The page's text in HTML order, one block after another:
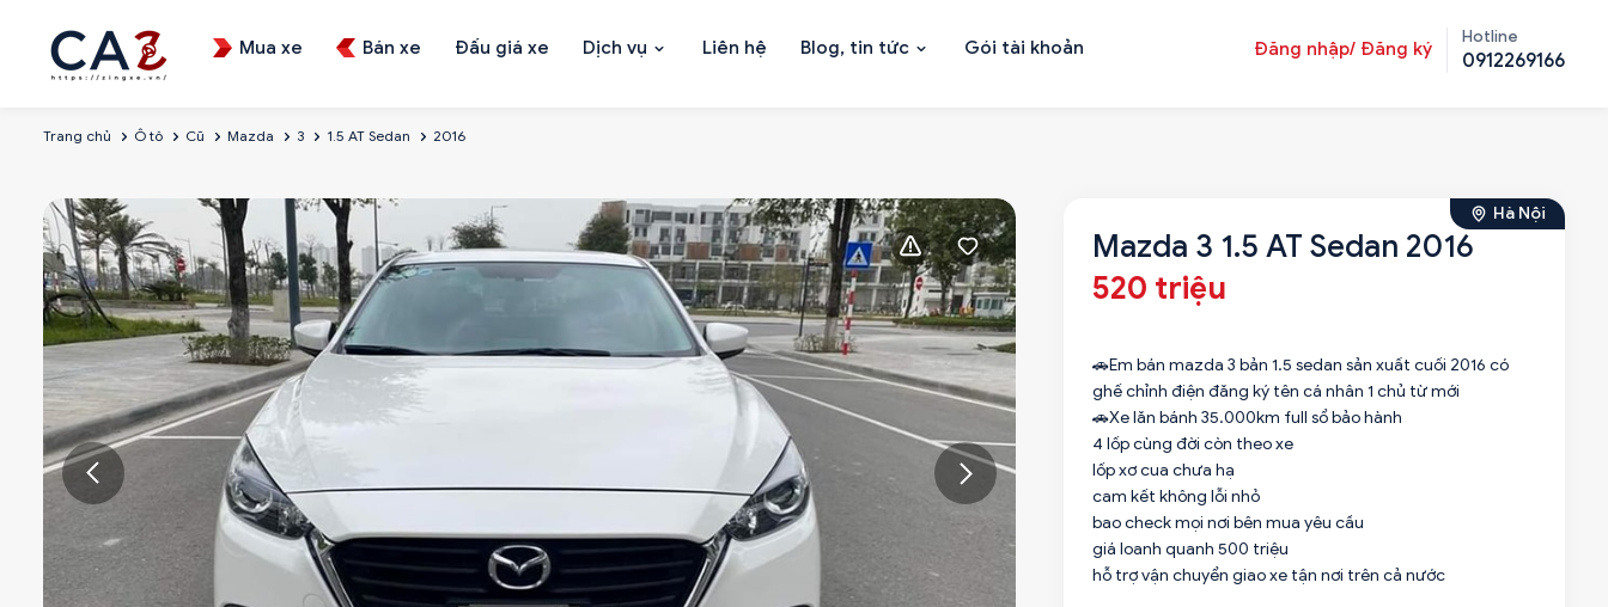
Mua xe Bán xe Đấu giá xe Dịch vụ Liên hệ Blog, tin tức Gói tài khoản Đăng nhập/ Đăng ký
Hotline
0912269166
Trang chủ Ô tô Cũ Mazda 3 1.5 AT Sedan 2016
Hà Nội
Mazda 3 1.5 AT Sedan 2016
520 triệu
🚗Em bán mazda 3 bản 1.5 sedan sản xuất cuối 2016 có
ghế chỉnh điện đăng ký tên cá nhân 1 chủ từ mới
🚗Xe lăn bánh 35.000km full sổ bảo hành
4 lốp cùng đời còn theo xe
lốp xơ cua chưa hạ
cam kết không lỗi nhỏ
bao check mọi nơi bên mua yêu cầu
giá loanh quanh 500 triệu
hỗ trợ vận chuyển giao xe tận nơi trên cả nước